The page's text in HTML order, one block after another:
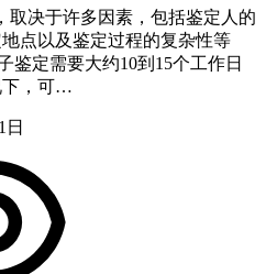
取决于许多因素，包括鉴定人的
点以及鉴定过程的复杂性等
鉴定需要大约10到15个工作日
下，可…
日